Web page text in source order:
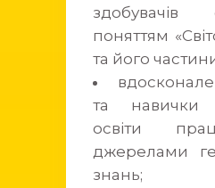
поняттям
та його
та навички
освіти
джерелами
знань;